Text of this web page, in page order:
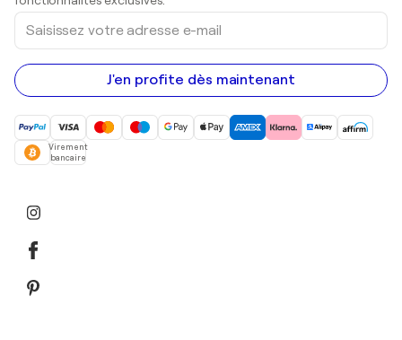
Saisissez
votre
adresse
e-
mail
J'en profite dès maintenant
Virement
bancaire